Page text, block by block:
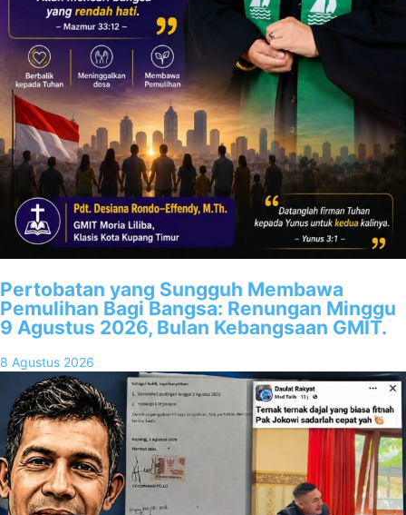
Pertobatan yang Sungguh Membawa
Pemulihan Bagi Bangsa: Renungan Minggu
9 Agustus 2026, Bulan Kebangsaan GMIT.
8 Agustus 2026